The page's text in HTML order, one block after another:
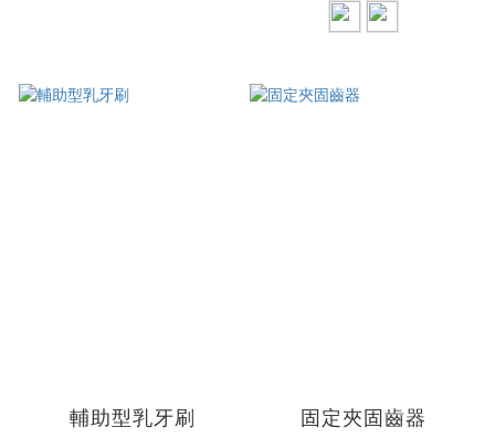
輔助型乳牙刷 固定夾固齒器